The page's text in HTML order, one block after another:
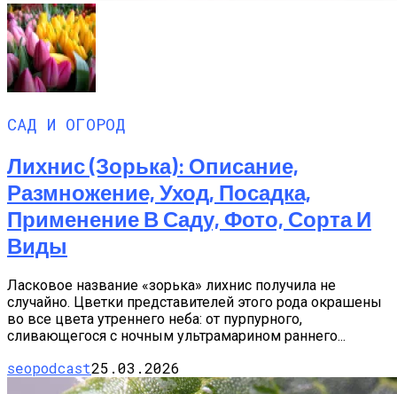
САД И ОГОРОД
Лихнис (Зорька): Описание,
Размножение, Уход, Посадка,
Применение В Саду, Фото, Сорта И
Виды
Ласковое название «зорька» лихнис получила не
случайно. Цветки представителей этого рода окрашены
во все цвета утреннего неба: от пурпурного,
сливающегося с ночным ультрамарином раннего...
seopodcast25.03.2026